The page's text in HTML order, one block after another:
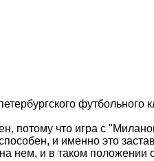
футбольного
потому что игра с
и именно это
нем, и в таком положении